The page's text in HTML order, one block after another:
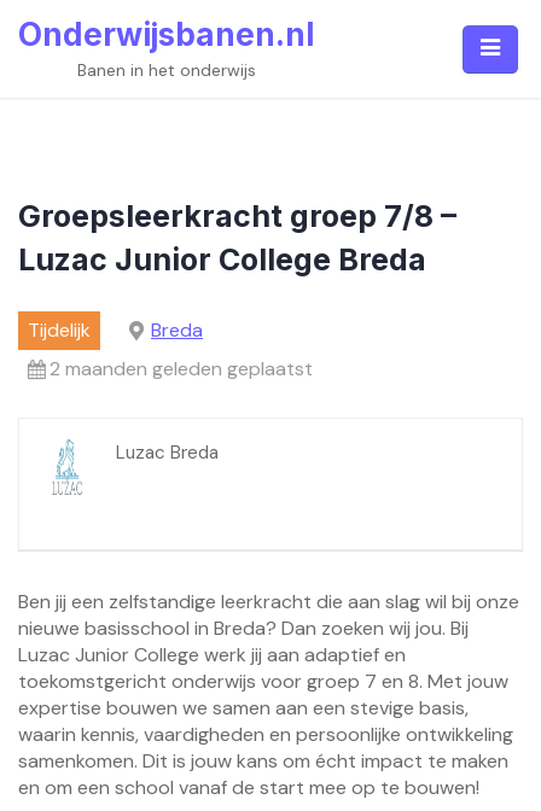
Onderwijsbanen.nl
Banen in het onderwijs
Groepsleerkracht groep 7/8 –
Luzac Junior College Breda
Tijdelijk
Breda
2 maanden geleden geplaatst
Luzac Breda
Ben jij een zelfstandige leerkracht die aan slag wil bij onze
nieuwe basisschool in Breda? Dan zoeken wij jou. Bij
Luzac Junior College werk jij aan adaptief en
toekomstgericht onderwijs voor groep 7 en 8. Met jouw
expertise bouwen we samen aan een stevige basis,
waarin kennis, vaardigheden en persoonlijke ontwikkeling
samenkomen. Dit is jouw kans om écht impact te maken
en om een school vanaf de start mee op te bouwen!